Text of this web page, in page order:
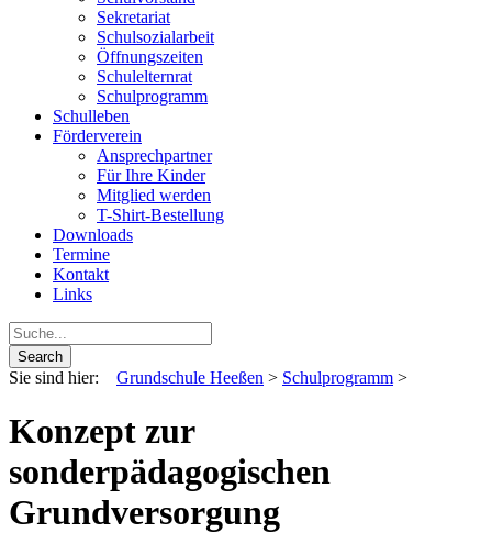
Sekretariat
Schulsozialarbeit
Öffnungszeiten
Schulelternrat
Schulprogramm
Schulleben
Förderverein
Ansprechpartner
Für Ihre Kinder
Mitglied werden
T-Shirt-Bestellung
Downloads
Termine
Kontakt
Links
Sie sind hier: Grundschule Heeßen > Schulprogramm >
Konzept zur
sonderpädagogischen
Grundversorgung